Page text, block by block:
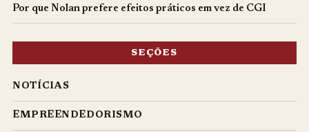
Por que Nolan prefere efeitos práticos em vez de CGI
SEÇÕES
NOTÍCIAS
EMPREENDEDORISMO